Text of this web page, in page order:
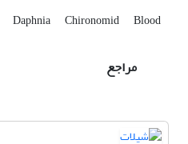
Daphnia Chironomid Blood
مراجع